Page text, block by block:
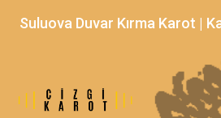
Suluova Duvar Kırma Karot |